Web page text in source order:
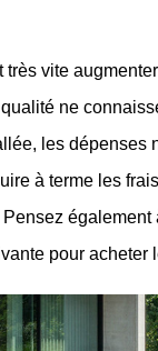
vite
ne
les dépenses
à terme les
également
pour acheter